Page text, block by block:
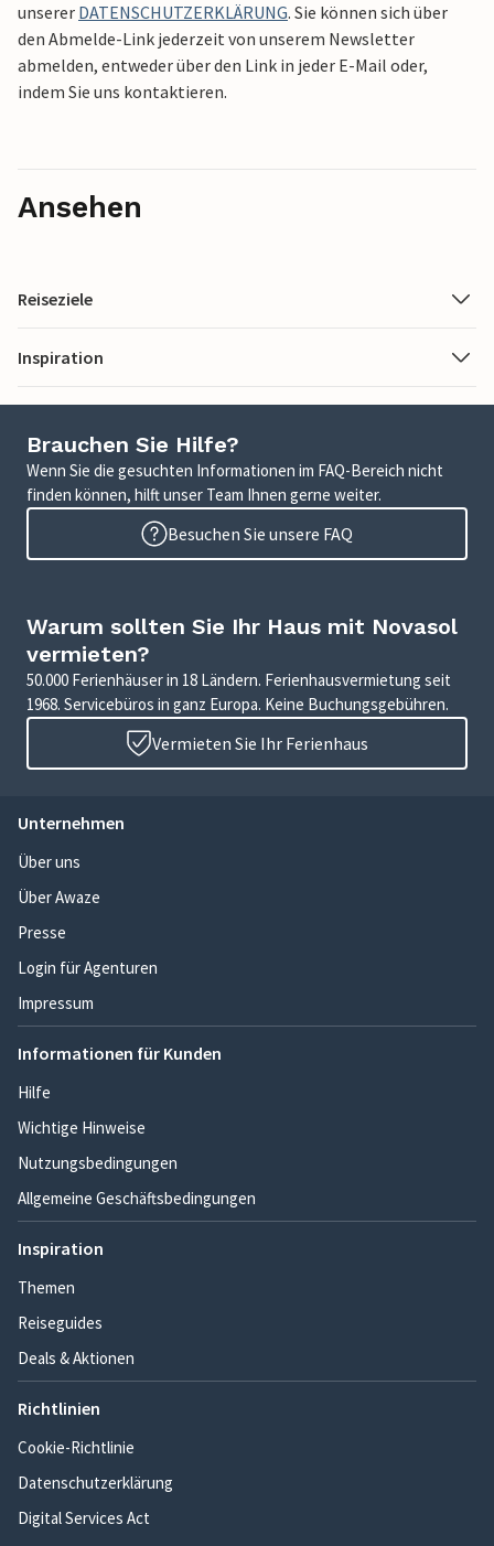
unserer DATENSCHUTZERKLÄRUNG. Sie können sich über
den Abmelde-Link jederzeit von unserem Newsletter
abmelden, entweder über den Link in jeder E-Mail oder,
indem Sie uns kontaktieren.
Ansehen
Reiseziele
Inspiration
Brauchen Sie Hilfe?
Wenn Sie die gesuchten Informationen im FAQ-Bereich nicht
finden können, hilft unser Team Ihnen gerne weiter.
Besuchen Sie unsere FAQ
Warum sollten Sie Ihr Haus mit Novasol
vermieten?
50.000 Ferienhäuser in 18 Ländern. Ferienhausvermietung seit
1968. Servicebüros in ganz Europa. Keine Buchungsgebühren.
Vermieten Sie Ihr Ferienhaus
Unternehmen
Über uns
Über Awaze
Presse
Login für Agenturen
Impressum
Informationen für Kunden
Hilfe
Wichtige Hinweise
Nutzungsbedingungen
Allgemeine Geschäftsbedingungen
Inspiration
Themen
Reiseguides
Deals & Aktionen
Richtlinien
Cookie-Richtlinie
Datenschutzerklärung
Digital Services Act